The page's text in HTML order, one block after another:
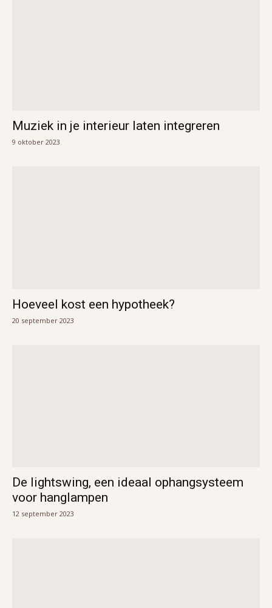
Muziek in je interieur laten integreren
9 oktober 2023
Hoeveel kost een hypotheek?
20 september 2023
De lightswing, een ideaal ophangsysteem
voor hanglampen
12 september 2023